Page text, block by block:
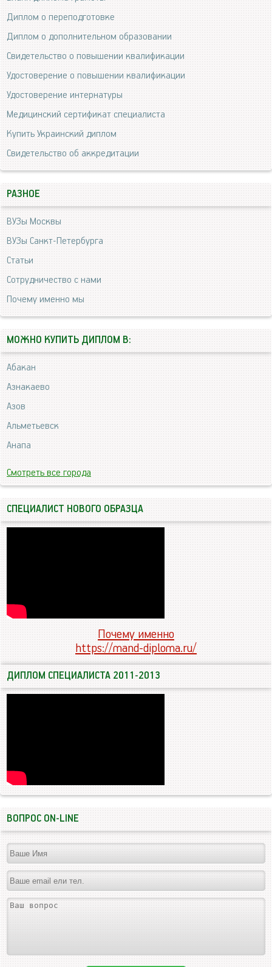
Диплом о переподготовке
Диплом о дополнительном образовании
Свидетельство о повышении квалификации
Удостоверение о повышении квалификации
Удостоверение интернатуры
Медицинский сертификат специалиста
Купить Украинский диплом
Свидетельство об аккредитации
РАЗНОЕ
ВУЗы Москвы
ВУЗы Санкт-Петербурга
Статьи
Сотрудничество с нами
Почему именно мы
МОЖНО КУПИТЬ ДИПЛОМ В:
Абакан
Азнакаево
Азов
Альметьевск
Анапа
Смотреть все города
СПЕЦИАЛИСТ НОВОГО ОБРАЗЦА
Почему именно
https://mand-diploma.ru/
ДИПЛОМ СПЕЦИАЛИСТА 2011-2013
ВОПРОС ON-LINE